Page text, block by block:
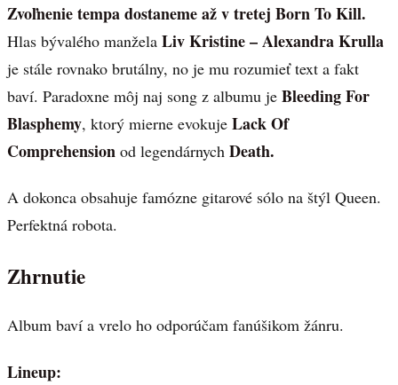
Zvoľnenie tempa dostaneme až v tretej Born To Kill.
Hlas bývalého manžela Liv Kristine – Alexandra Krulla
je stále rovnako brutálny, no je mu rozumieť text a fakt
baví. Paradoxne môj naj song z albumu je Bleeding For
Blasphemy, ktorý mierne evokuje Lack Of
Comprehension od legendárnych Death.
A dokonca obsahuje famózne gitarové sólo na štýl Queen.
Perfektná robota.
Zhrnutie
Album baví a vrelo ho odporúčam fanúšikom žánru.
Lineup: